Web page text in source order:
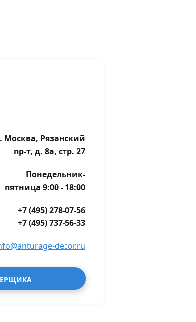
Москва, Рязанский
пр-т, д. 8а, стр. 27
Понедельник-
пятница 9:00 - 18:00
+7 (495) 278-07-56
+7 (495) 737-56-33
decor.ru